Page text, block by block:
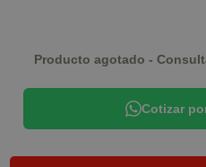
Producto agotado -
Cotizar